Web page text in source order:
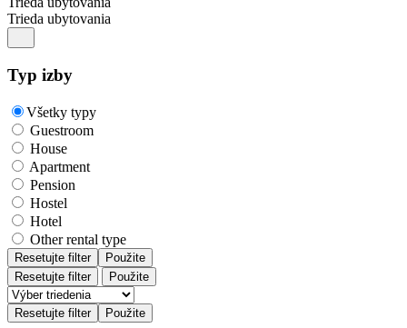
Trieda ubytovania
Typ izby
Všetky typy
Guestroom
House
Apartment
Pension
Hostel
Hotel
Other rental type
Resetujte filter
Použite
Resetujte filter
Použite